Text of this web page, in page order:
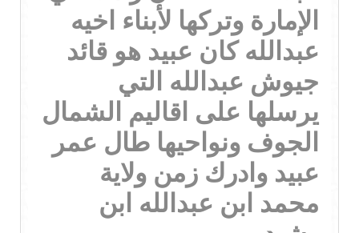
الإمارة وتركها لأبناء اخيه
عبدالله كان عبيد هو قائد
جيوش عبدالله التي
يرسلها على اقاليم الشمال
الجوف ونواحيها طال عمر
عبيد وادرك زمن ولاية
محمد ابن عبدالله ابن